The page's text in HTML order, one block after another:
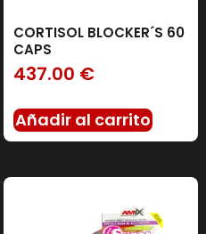
CORTISOL BLOCKER´S 60
CAPS
437.00 €
Añadir al carrito